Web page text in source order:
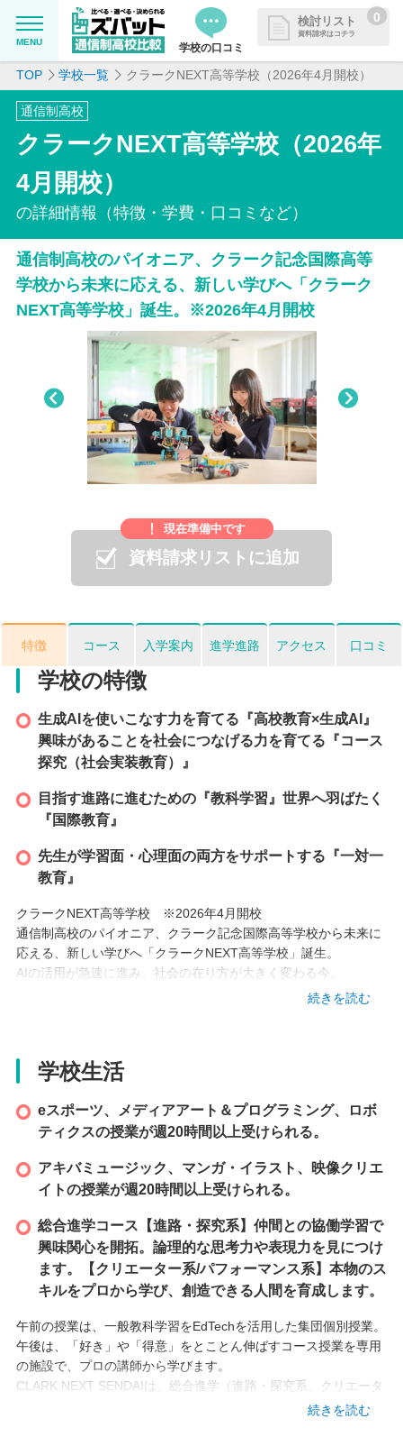
MENU 学校の口コミ
検討リスト
資料請求はコチラ
0
資料請求リストに追加しました
めて資料請求できます
MENU
学校を探したい
通信制高校について知りたい
はじめての方へ
よくある質問
掲載を希望される学校様へ
TOP 学校一覧 クラークNEXT高等学校（2026年4月開校）
通信制高校
クラークNEXT高等学校（2026年
4月開校）
の詳細情報（特徴・学費・口コミなど）
通信制高校のパイオニア、クラーク記念国際高等
学校から未来に応える、新しい学びへ「クラーク
NEXT高等学校」誕生。※2026年4月開校
現在準備中です
資料請求リストに追加
特徴 コース 入学案内 進学進路 アクセス 口コミ
学校の特徴
生成AIを使いこなす力を育てる『高校教育×生成AI』
興味があることを社会につなげる力を育てる『コース
探究（社会実装教育）』
目指す進路に進むための『教科学習』世界へ羽ばたく
『国際教育』
先生が学習面・心理面の両方をサポートする『一対一
教育』
クラークNEXT高等学校 ※2026年4月開校
通信制高校のパイオニア、クラーク記念国際高等学校から未来に
応える、新しい学びへ「クラークNEXT高等学校」誕生。
AIの活用が急速に進み、社会の在り方が大きく変わる今。
教育にも従来の枠を超えた進化が求められています。
そして2026年4月、「クラークNEXT高等学校」として、新たな
AI教育、プロジェクト型学習、社会とつながるリアルな学び──
未来は、待つものではなく、自ら切り拓くもの。新しいクラーク
設立
本校情報
続きを読む
学校生活
eスポーツ、メディアアート＆プログラミング、ロボ
ティクスの授業が週20時間以上受けられる。
アキバミュージック、マンガ・イラスト、映像クリエ
イトの授業が週20時間以上受けられる。
総合進学コース【進路・探究系】仲間との協働学習で
興味関心を開拓。論理的な思考力や表現力を見につけ
ます。【クリエーター系/パフォーマンス系】本物のス
キルをプロから学び、創造できる人間を育成します。
午前の授業は、一般教科学習をEdTechを活用した集団個別授業。
午後は、「好き」や「得意」をとことん伸ばすコース授業を専用
の施設で、プロの講師から学びます。
CLARK NEXT SENDAIは、総合進学（進路・探究系、クリエータ
ー系、パフォーマンス系）、CLARK NEXT Tokyoは、eスポー
続きを読む